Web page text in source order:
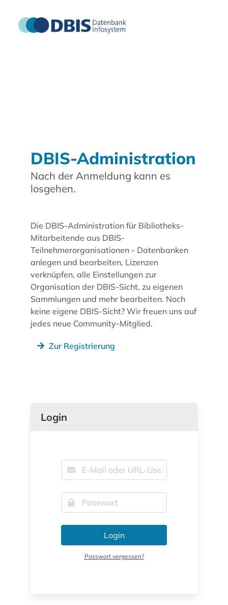
DBIS-Administration
Nach der Anmeldung kann es
losgehen.
Die DBIS-Administration für Bibliotheks-
Mitarbeitende aus DBIS-
Teilnehmerorganisationen - Datenbanken
anlegen und bearbeiten, Lizenzen
verknüpfen, alle Einstellungen zur
Organisation der DBIS-Sicht, zu eigenen
Sammlungen und mehr bearbeiten. Noch
keine eigene DBIS-Sicht? Wir freuen uns auf
jedes neue Community-Mitglied.
Zur Registrierung
Login
Login
Passwort vergessen?